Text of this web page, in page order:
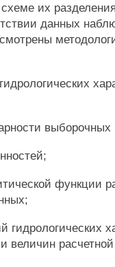
их
данных
выборочных
функции
гидрологических
величин